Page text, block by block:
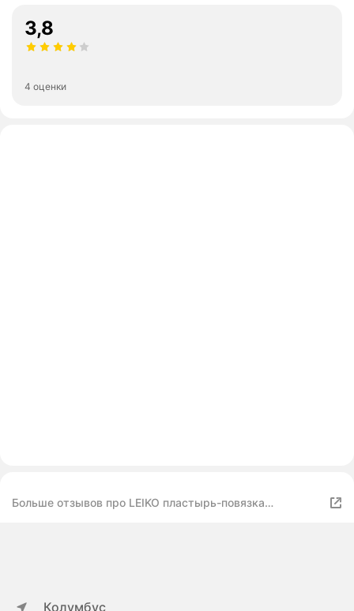
3,8
4 оценки
Больше отзывов про LEIKO пластырь-повязка
Колумбус